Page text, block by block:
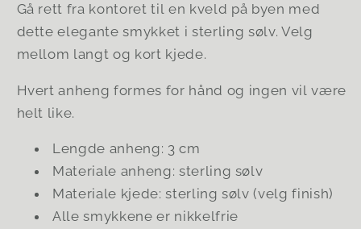
in
silver
in
silver
Gå rett fra kontoret til en kveld på byen med
dette elegante smykket i sterling sølv. Velg
mellom langt og kort kjede.
Hvert anheng formes for hånd og ingen vil være
helt like.
Lengde anheng: 3 cm
Materiale anheng: sterling sølv
Materiale kjede: sterling sølv (velg finish)
Alle smykkene er nikkelfrie